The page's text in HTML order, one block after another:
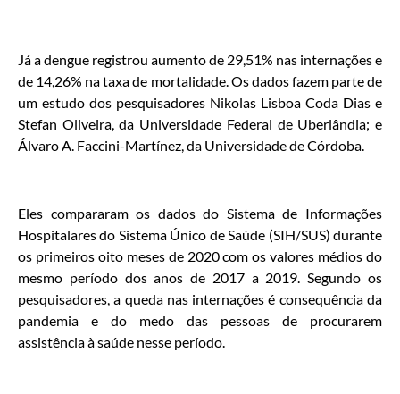
Já a dengue registrou aumento de 29,51% nas internações e
de 14,26% na taxa de mortalidade. Os dados fazem parte de
um estudo dos pesquisadores Nikolas Lisboa Coda Dias e
Stefan Oliveira, da Universidade Federal de Uberlândia; e
Álvaro A. Faccini-Martínez, da Universidade de Córdoba.
Eles compararam os dados do Sistema de Informações
Hospitalares do Sistema Único de Saúde (SIH/SUS) durante
os primeiros oito meses de 2020 com os valores médios do
mesmo período dos anos de 2017 a 2019. Segundo os
pesquisadores, a queda nas internações é consequência da
pandemia e do medo das pessoas de procurarem
assistência à saúde nesse período.